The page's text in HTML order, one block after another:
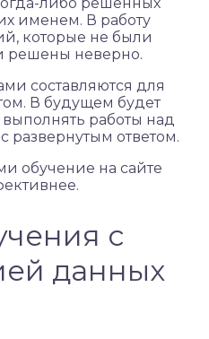
либо решённых
именем. В работу
которые не были
решены неверно.
составляются для
В будущем будет
работы над
ответом.
обучение на сайте
с
данных